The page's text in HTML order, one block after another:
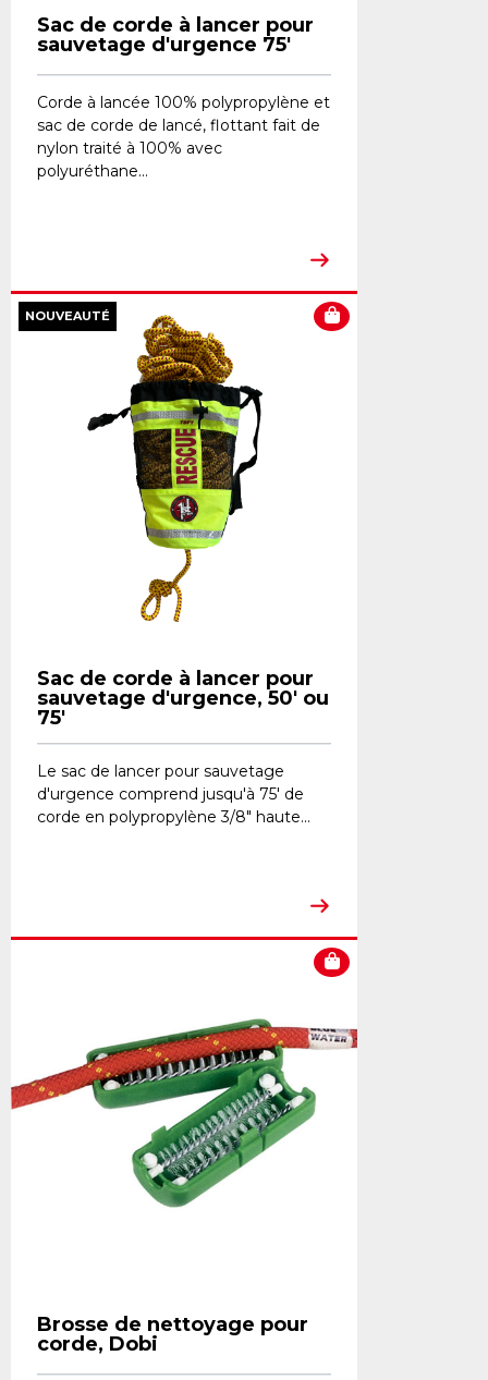
Sac de corde à lancer pour
sauvetage d'urgence 75'
Corde à lancée 100% polypropylène et
sac de corde de lancé, flottant fait de
nylon traité à 100% avec
polyuréthane...
NOUVEAUTÉ
Sac de corde à lancer pour
sauvetage d'urgence, 50' ou
75'
Le sac de lancer pour sauvetage
d'urgence comprend jusqu'à 75' de
corde en polypropylène 3/8" haute...
Brosse de nettoyage pour
corde, Dobi